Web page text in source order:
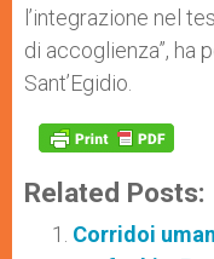
l’integrazione nel
di accoglienza”, ha
Sant’Egidio.
Related Posts:
Corridoi